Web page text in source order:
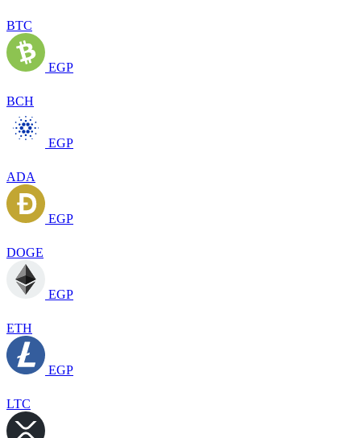
BTC
EGP
BCH
EGP
ADA
EGP
DOGE
EGP
ETH
EGP
LTC